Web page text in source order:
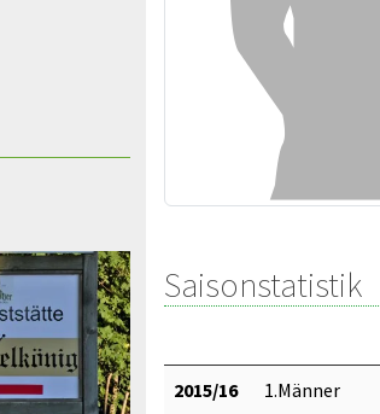
Saisonstatistik
2015/16 1.Männer